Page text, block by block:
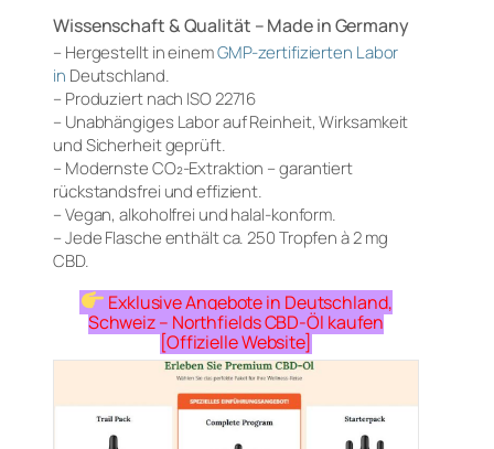
Wissenschaft & Qualität – Made in Germany
– Hergestellt in einemGMP-zertifizierten Labor
in Deutschland.
– Produziert nach ISO 22716
– Unabhängiges Labor auf Reinheit, Wirksamkeit
und Sicherheit geprüft.
– Modernste CO₂-Extraktion – garantiert
rückstandsfrei und effizient.
– Vegan, alkoholfrei und halal-konform.
– Jede Flasche enthält ca. 250 Tropfen à 2 mg
CBD.
Exklusive Angebote in Deutschland,
Schweiz – Northfields CBD-Öl kaufen
[Offizielle Website]